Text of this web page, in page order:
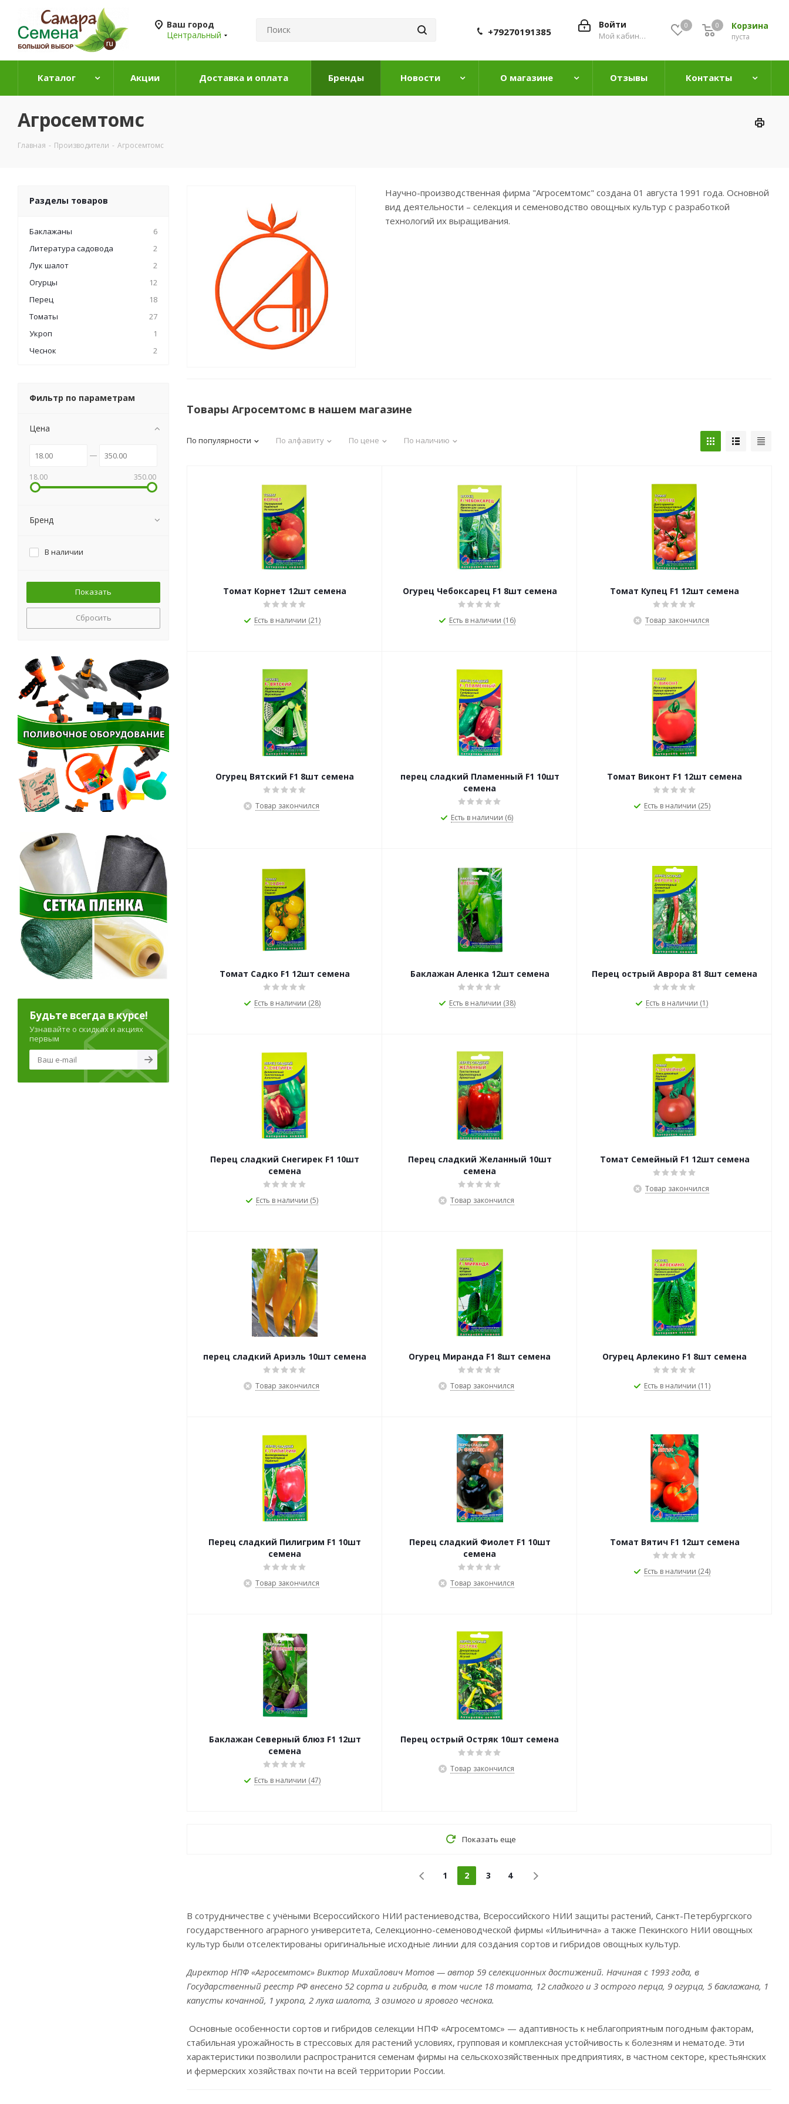
Ваш город
Центральный
0 Корзина
0
пуста
0
Войти
Мой кабинет
+79270191385
Каталог Акции Доставка и оплата Бренды Новости О магазине Отзывы Контакты
Агросемтомс
Главная - Производители - Агросемтомс
Hаучно-производственная фирма "Агросемтомс" создана 01 августа 1991 года. Основной
вид деятельности – селекция и семеноводство овощных культур с разработкой
технологий их выращивания.
Товары Агросемтомс в нашем магазине
По популярности По алфавиту По цене По наличию
Томат Корнет 12шт семена
Есть в наличии (21)
Огурец Чебоксарец F1 8шт семена
Есть в наличии (16)
Томат Купец F1 12шт семена
Товар закончился
Огурец Вятский F1 8шт семена
Товар закончился
перец сладкий Пламенный F1 10шт
семена
Есть в наличии (6)
Томат Виконт F1 12шт семена
Есть в наличии (25)
Томат Садко F1 12шт семена
Есть в наличии (28)
Баклажан Аленка 12шт семена
Есть в наличии (38)
Перец острый Аврора 81 8шт семена
Есть в наличии (1)
Перец сладкий Снегирек F1 10шт
семена
Есть в наличии (5)
Перец сладкий Желанный 10шт
семена
Товар закончился
Томат Семейный F1 12шт семена
Товар закончился
перец сладкий Ариэль 10шт семена
Товар закончился
Огурец Миранда F1 8шт семена
Товар закончился
Огурец Арлекино F1 8шт семена
Есть в наличии (11)
Перец сладкий Пилигрим F1 10шт
семена
Товар закончился
Перец сладкий Фиолет F1 10шт
семена
Товар закончился
Томат Вятич F1 12шт семена
Есть в наличии (24)
Баклажан Северный блюз F1 12шт
семена
Есть в наличии (47)
Перец острый Остряк 10шт семена
Товар закончился
Показать еще
1 2 3 4
В сотрудничестве с учёными Всероссийского НИИ растениеводства, Всероссийского НИИ защиты растений, Санкт-Петербургского
государственного аграрного университета, Селекционно-семеноводческой фирмы «Ильинична» а также Пекинского НИИ овощных
культур были отселектированы оригинальные исходные линии для создания сортов и гибридов овощных культур.
Директор НПФ «Агросемтомс» Виктор Михайлович Мотов — автор 59 селекционных достижений. Начиная с 1993 года, в
Государственный реестр РФ внесено 52 сорта и гибрида, в том числе 18 томата, 12 сладкого и 3 острого перца, 9 огурца, 5 баклажана, 1
капусты кочанной, 1 укропа, 2 лука шалота, 3 озимого и ярового чеснока.
Основные особенности сортов и гибридов селекции НПФ «Агросемтомс» — адаптивность к неблагоприятным погодным факторам,
стабильная урожайность в стрессовых для растений условиях, групповая и комплексная устойчивость к болезням и нематоде. Эти
характеристики позволили распространится семенам фирмы на сельскохозяйственных предприятиях, в частном секторе, крестьянских
и фермерских хозяйствах почти на всей территории России.
Разделы товаров
Баклажаны
6
Литература садовода
2
Лук шалот
2
Огурцы
12
Перец
18
Томаты
27
Укроп
1
Чеснок
2
Фильтр по параметрам
Цена
18.00 350.00
Бренд
В наличии
Сбросить
Будьте всегда в курсе!
Узнавайте о скидках и акциях
первым